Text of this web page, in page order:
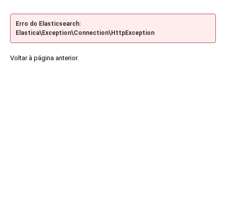
Erro do Elasticsearch:
Elastica\Exception\Connection\HttpException
Voltar à página anterior.